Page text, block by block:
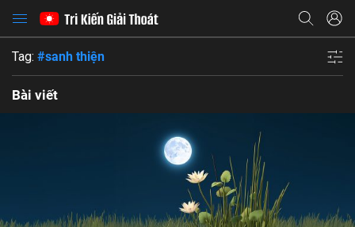
Tag: #sanh thiện
Bài viết
Bỏ chọn
Bỏ chọn